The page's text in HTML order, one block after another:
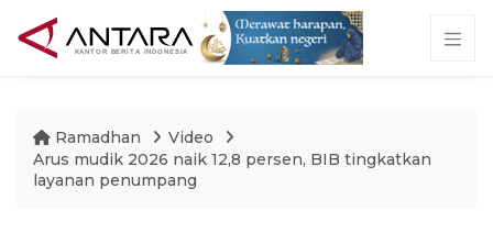
Ramadhan
Video
Arus mudik 2026 naik 12,8 persen, BIB tingkatkan
layanan penumpang